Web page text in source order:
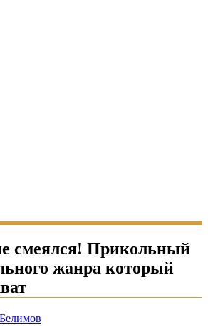
смеялся! Прикольный
жанра который
Белимов